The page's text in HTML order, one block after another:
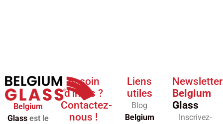
Belgium
Glassest le
Besoin
d'infos ?
Contactez-
nous !
Liens
utiles
Blog
Belgium
Newsletter
Belgium
Glass
Inscrivez-